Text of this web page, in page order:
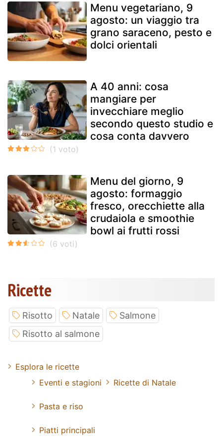
Menu vegetariano, 9
agosto: un viaggio tra
grano saraceno, pesto e
dolci orientali
A 40 anni: cosa
mangiare per
invecchiare meglio
secondo questo studio e
cosa conta davvero
Menu del giorno, 9
agosto: formaggio
fresco, orecchiette alla
crudaiola e smoothie
bowl ai frutti rossi
Ricette
Risotto Natale
Salmone
Risotto al salmone
Esplora le ricette
Eventi e stagioni
Ricette di Natale
Pasta e riso
Piatti principali